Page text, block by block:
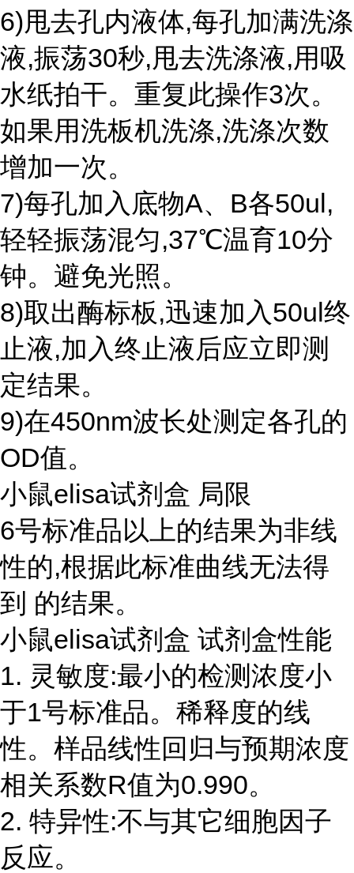
6)甩去孔内液体,每孔加满洗涤
液,振荡30秒,甩去洗涤液,用吸
水纸拍干。重复此操作3次。
如果用洗板机洗涤,洗涤次数
增加一次。
7)每孔加入底物A、B各50ul,
轻轻振荡混匀,37℃温育10分
钟。避免光照。
8)取出酶标板,迅速加入50ul终
止液,加入终止液后应立即测
定结果。
9)在450nm波长处测定各孔的
OD值。
小鼠elisa试剂盒 局限
6号标准品以上的结果为非线
性的,根据此标准曲线无法得
到 的结果。
小鼠elisa试剂盒 试剂盒性能
1. 灵敏度:最小的检测浓度小
于1号标准品。稀释度的线
性。样品线性回归与预期浓度
相关系数R值为0.990。
2. 特异性:不与其它细胞因子
反应。